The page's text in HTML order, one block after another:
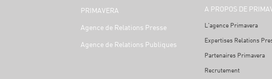
PRIMAVERA
Agence de Relations Presse
Agence de Relations Publiques
A PROPOS DE
L'agence Primavera
Expertises Relations
Partenaires Primavera
Recrutement